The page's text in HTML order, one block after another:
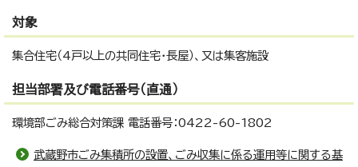
対象
集合住宅（4戸以上の共同住宅・長屋）、又は集客施設
担当部署及び電話番号（直通）
環境部ごみ総合対策課 電話番号：0422-60-1802
武蔵野市ごみ集積所の設置、ごみ収集に係る運用等に関する基